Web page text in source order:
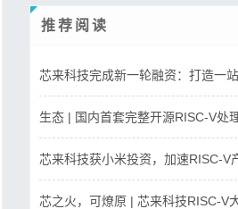
推荐阅读
芯来科技完成新一轮融资：打造一
生态 | 国内首套完整开源RISC-V处
芯来科技获小米投资，加速RISC-V
芯之火，可燎原 | 芯来科技RISC-V